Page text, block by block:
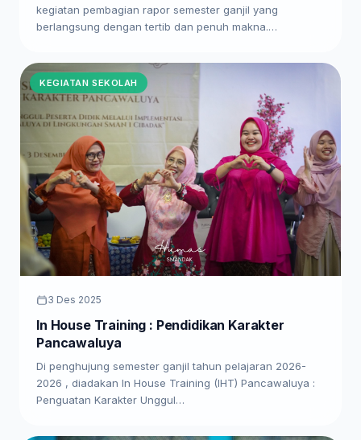
kegiatan pembagian rapor semester ganjil yang
berlangsung dengan tertib dan penuh makna.…
KEGIATAN SEKOLAH
3 Des 2025
In House Training : Pendidikan Karakter
Pancawaluya
Di penghujung semester ganjil tahun pelajaran 2026-
2026 , diadakan In House Training (IHT) Pancawaluya :
Penguatan Karakter Unggul…